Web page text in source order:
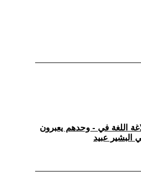
بلاغة اللغة في - وحدهم يعبرون
البشير عبيد